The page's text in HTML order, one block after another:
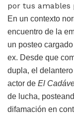
por tus amables
En un contexto
encuentro de la
un posteo
ex. Desde que
dupla, el
actor de El
de lucha,
difamación en